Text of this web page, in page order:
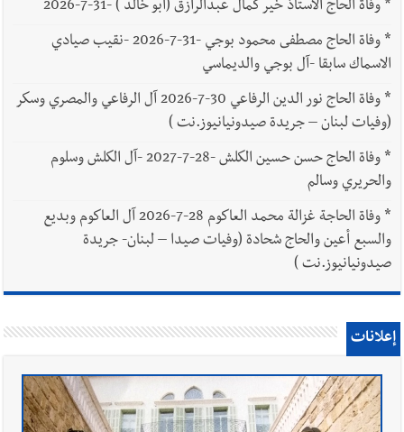
*وفاة الحاج الاستاذ خير كمال عبدالرازق (أبو خالد ) -31-7-2026
*
وفاة الحاج مصطفى محمود بوجي -31-7-2026 -نقيب صيادي
الاسماك سابقا -آل بوجي والديماسي
*
وفاة الحاج نور الدين الرفاعي 30-7-2026 آل الرفاعي والمصري وسكر
(وفيات لبنان – جريدة صيدونيانيوز.نت )
*
وفاة الحاج حسن حسين الكلش -28-7-2027 -آل الكلش وسلوم
والحريري وسالم
*
وفاة الحاجة غزالة محمد العاكوم 28-7-2026 آل العاكوم وبديع
والسبع أعين والحاج شحادة (وفيات صيدا – لبنان- جريدة
صيدونيانيوز.نت )
إعلانات